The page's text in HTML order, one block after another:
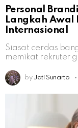
Personal
Langkah Awal
Internasional
Siasat cerdas
memikat rekruter
by Jati Sunarto